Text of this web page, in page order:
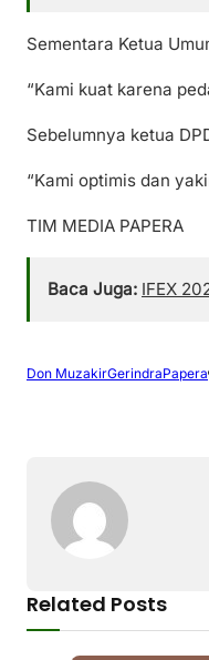
Sementara Ketua
“Kami kuat karena
Sebelumnya ketua
“Kami optimis dan
TIM MEDIA PAPERA
Baca Juga: IFEX
Don MuzakirGerindraPapera
Related Posts